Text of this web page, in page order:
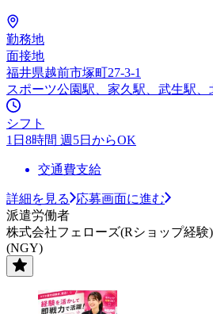
勤務地
面接地
福井県越前市塚町27-3-1
スポーツ公園駅、家久駅、武生駅、
シフト
1日8時間 週5日からOK
交通費支給
詳細を見る
応募画面に進む
派遣労働者
株式会社フェローズ(Rショップ経験
(NGY)